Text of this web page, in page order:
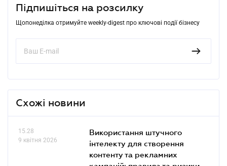
Підпишіться на розсилку
Щопонеділка отримуйте weekly-digest про ключові події бізнесу
Схожі новини
15.28
9 квітня 2026
Використання штучного
інтелекту для створення
контенту та рекламних